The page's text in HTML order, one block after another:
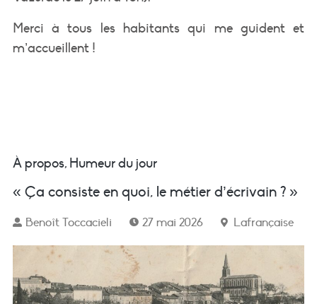
Merci à tous les habitants qui me guident et
m’accueillent !
À propos, Humeur du jour
« Ça consiste en quoi, le métier d’écrivain ? »
Benoît Toccacieli 27 mai 2026 Lafrançaise